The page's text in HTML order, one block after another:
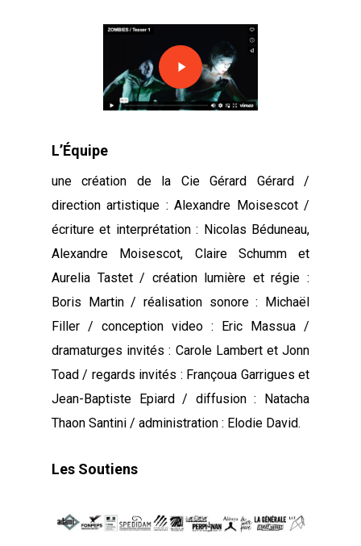
Play
L’Équipe
une création de la Cie Gérard Gérard /
direction artistique : Alexandre Moisescot /
écriture et interprétation : Nicolas Béduneau,
Alexandre Moisescot, Claire Schumm et
Aurelia Tastet / création lumière et régie :
Boris Martin / réalisation sonore : Michaël
Filler / conception video : Eric Massua /
dramaturges invités : Carole Lambert et Jonn
Toad / regards invités : Françoua Garrigues et
Jean-Baptiste Epiard / diffusion : Natacha
Thaon Santini / administration : Elodie David.
Les Soutiens